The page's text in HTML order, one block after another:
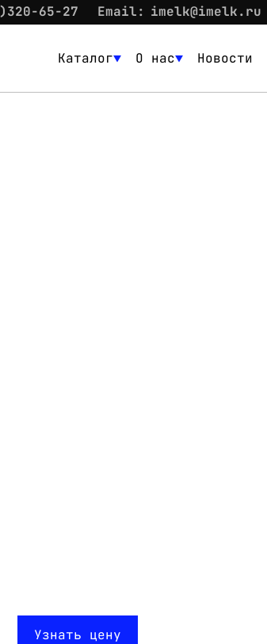
65-27 Email: imelk@imelk.ru
Каталог О нас Новости
Узнать цену